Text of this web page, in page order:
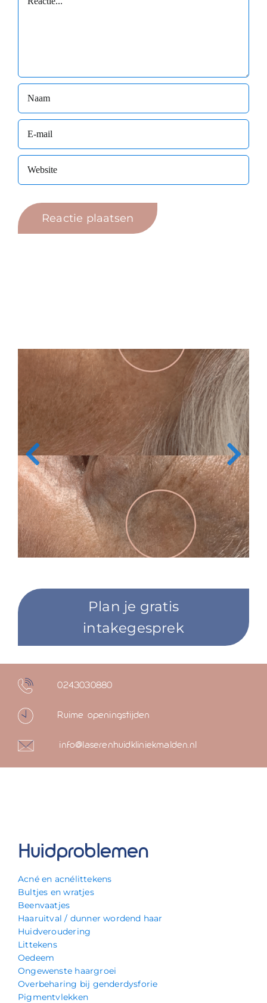
Plan je gratis
intakegesprek
0243030880
Ruime openingstijden
info@laserenhuidkliniekmalden.nl
Huidproblemen
Acné en acnélittekens
Bultjes en wratjes
Beenvaatjes
Haaruitval / dunner wordend haar
Huidveroudering
Littekens
Oedeem
Ongewenste haargroei
Overbeharing bij genderdysforie
Pigmentvlekken